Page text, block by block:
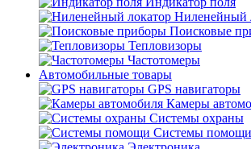
Ниленейный
Поисковые
Тепловизоры
Частотомеры
Автомобильные товары
GPS навигаторы
Камеры
Системы охраны
Системы помощи